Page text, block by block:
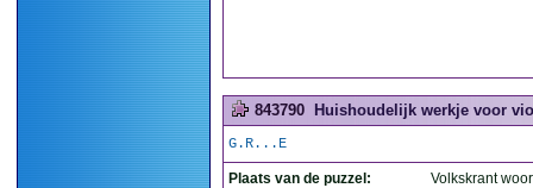
843790 Huishoudelijk werkje voor
G.R...E
Plaats van de puzzel:
Volkskrant